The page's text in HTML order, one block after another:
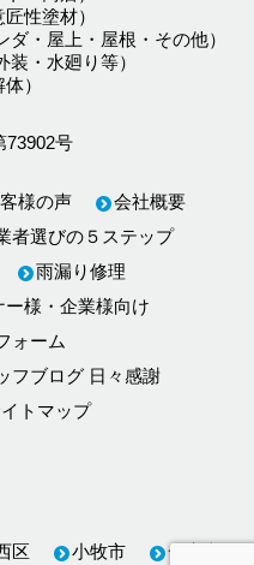
性塗材）
・屋上・屋根・その他）
装・水廻り等）
）
号
様の声
会社概要
者選びの５ステップ
雨漏り修理
様・企業様向け
ォーム
フブログ 日々感謝
トマップ
区 小牧市 一宮市